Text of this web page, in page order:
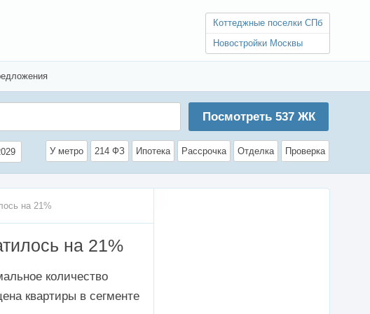
Коттеджные поселки СПб
Новостройки Москвы
Посмотреть 537ЖК
У метро 214 ФЗ Ипотека Рассрочка Отделка Проверка
на 21%
на 21%
количество
квартиры в сегменте